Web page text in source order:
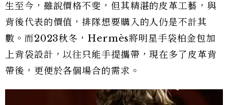
生至今，雖說價格不斐，但其精湛的皮革工藝，與
背後代表的價值，排隊想要購入的人仍是不計其
數。而2023秋冬，Hermès將明星手袋柏金包加
上背袋設計，以往只能手提攜帶，現在多了皮革背
帶後，更便於各個場合的需求。